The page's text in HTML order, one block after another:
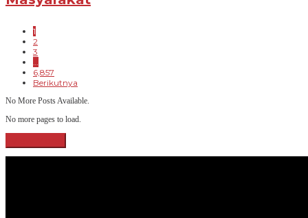
1
2
3
6,857
Berikutnya
No More Posts Available.
No more pages to load.